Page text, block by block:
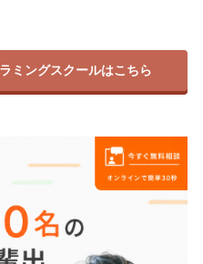
ミングスクールはこちら